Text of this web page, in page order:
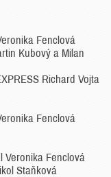
Fenclová
Kubový a Milan
Richard Vojta
Fenclová
Veronika Fenclová
Staňková